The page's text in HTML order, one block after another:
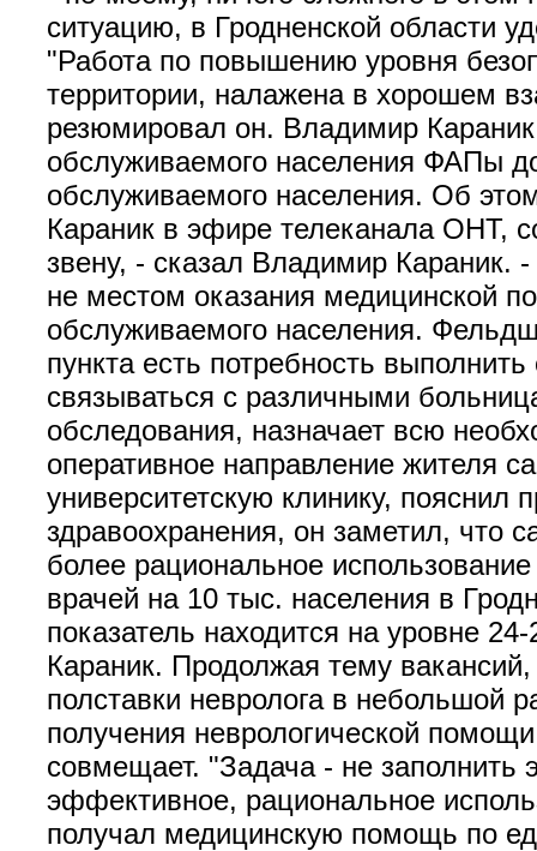
ситуацию, в Гродненской области
"Работа по повышению уровня
территории, налажена в хорошем
резюмировал он. Владимир
обслуживаемого населения ФАПы
обслуживаемого населения. Об
Караник в эфире телеканала ОНТ,
звену, - сказал Владимир
не местом оказания медицинской
обслуживаемого населения.
пункта есть потребность
связываться с различными
обследования, назначает всю
оперативное направление жителя
университетскую клинику, пояснил
здравоохранения, он заметил, что
более рациональное
врачей на 10 тыс. населения в
показатель находится на уровне
Караник. Продолжая тему
полставки невролога в небольшой
получения неврологической
совмещает. "Задача - не заполнить
эффективное, рациональное
получал медицинскую помощь по